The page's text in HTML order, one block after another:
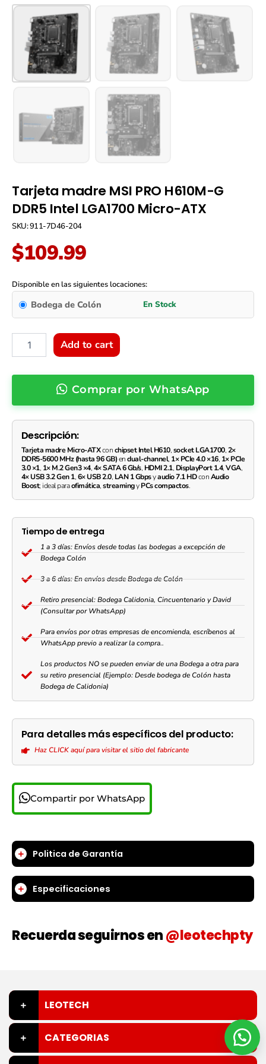
Tarjeta madre MSI PRO H610M-G
DDR5 Intel LGA1700 Micro-ATX
SKU: 911-7D46-204
$109.99
Disponible en las siguientes locaciones:
Bodega de Colón
madre
MSI
PRO
H610M-
DDR5
Intel
Micro-
quantity
Add to cart
Comprar por WhatsApp
Descripción:
Tarjeta madre Micro-ATXconchipset Intel H610,socket LGA1700,2×
DDR5-5600 MHz (hasta 96 GB)endual-channel, 1× PCIe 4.0 ×16, 1× PCIe
3.0 ×1, 1× M.2 Gen3 ×4,4× SATA 6 Gb/s, HDMI 2.1, DisplayPort 1.4,VGA,
4× USB 3.2 Gen 1,6× USB 2.0, LAN 1 Gbpsyaudio 7.1 HDconAudio
Boost; ideal paraofimática,streamingyPCs compactos.
Tiempo de entrega
1 a 3 días: Envíos desde todas las bodegas a excepción de
Bodega Colón
3 a 6 días: En envíos desde Bodega de Colón
Retiro presencial: Bodega Calidonia, Cincuentenario y David
(Consultar por WhatsApp)
Para envíos por otras empresas de encomienda, escríbenos al
WhatsApp previo a realizar la compra..
Los productos NO se pueden enviar de una Bodega a otra para
su retiro presencial (Ejemplo: Desde bodega de Colón hasta
Bodega de Calidonia)
Para detalles más específicos del producto:
Haz CLICK aquí para visitar el sitio del fabricante
Compartir por WhatsApp
Politica de Garantía
Especificaciones
Recuerda seguirnos en@leotechpty
LEOTECH
CATEGORIAS